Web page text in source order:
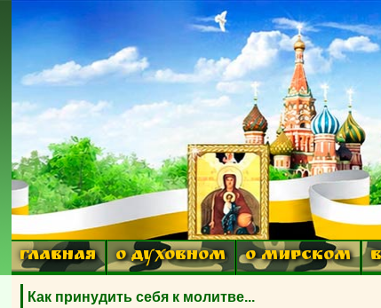
ГЛАВНАЯ О ДУХОВНОМ О МИРСКОМ
Как принудить себя к молитве...